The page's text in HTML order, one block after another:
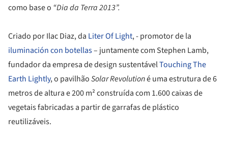
como base o “Dia da Terra 2013”.
Criado por Ilac Diaz, da Liter Of Light, - promotor de la
iluminación con botellas– juntamente com Stephen Lamb,
fundador da empresa de design sustentávelTouching The
Earth Lightly, o pavilhãoSolar Revolutioné uma estrutura de 6
metros de altura e 200 m² construída com 1.600 caixas de
vegetais fabricadas a partir de garrafas de plástico
reutilizáveis.